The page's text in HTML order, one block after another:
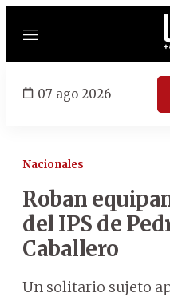
Menú
07 ago 2026
Nacionales
Roban
del IPS de
Caballero
Un solitario sujeto